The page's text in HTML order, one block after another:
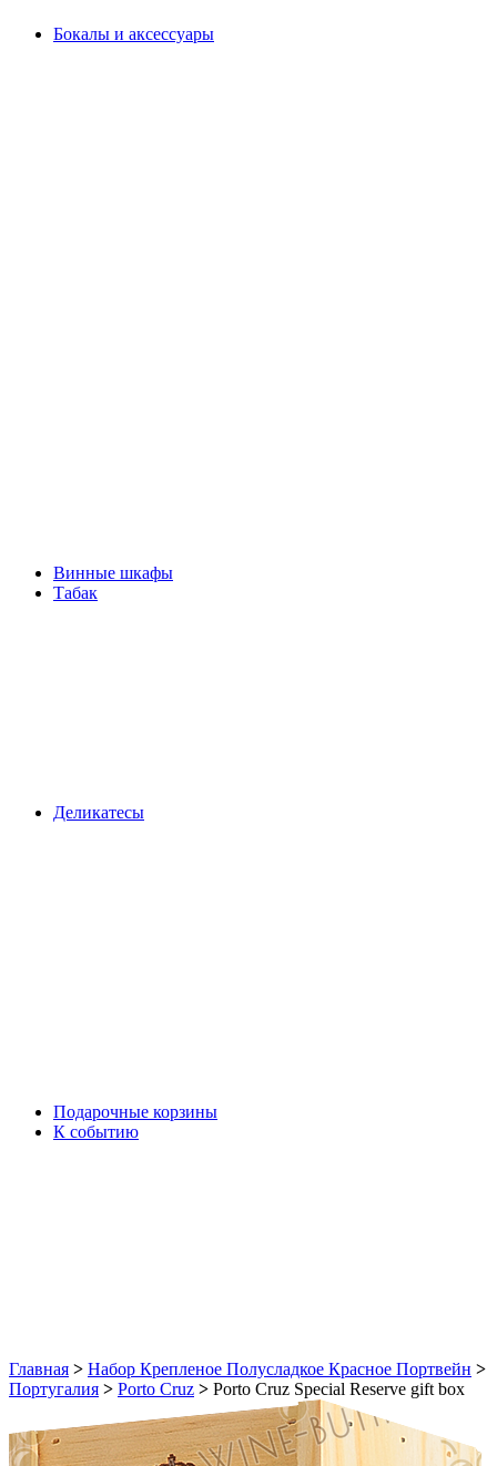
Бокалы и аксессуары
Винные шкафы
Табак
Деликатесы
Подарочные корзины
К событию
Главная > Набор Крепленое Полусладкое Красное Портвейн >
Португалия > Porto Cruz > Porto Cruz Special Reserve gift box